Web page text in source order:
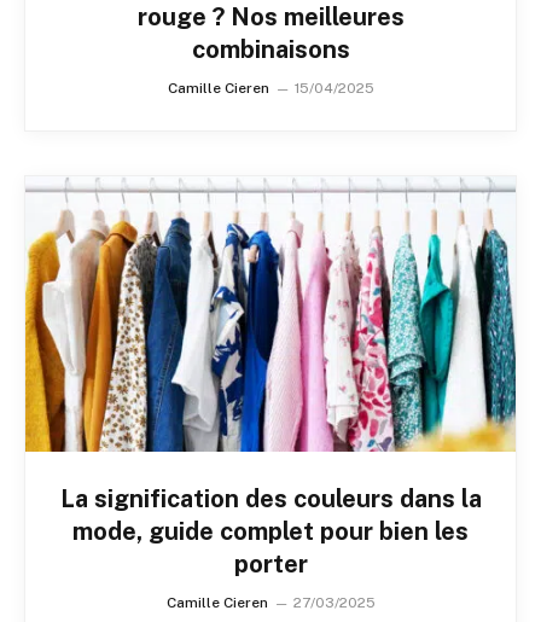
rouge ? Nos meilleures
combinaisons
Camille Cieren 15/04/2025
La signification des couleurs dans la
mode, guide complet pour bien les
porter
Camille Cieren 27/03/2025